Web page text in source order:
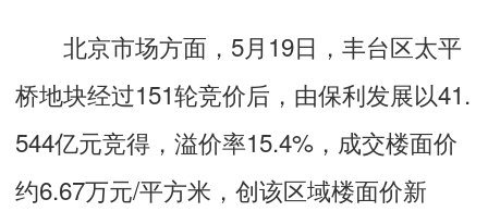
北京市场方面，5月19日，丰台区太平
桥地块经过151轮竞价后，由保利发展以41.
544亿元竞得，溢价率15.4%，成交楼面价
约6.67万元/平方米，创该区域楼面价新